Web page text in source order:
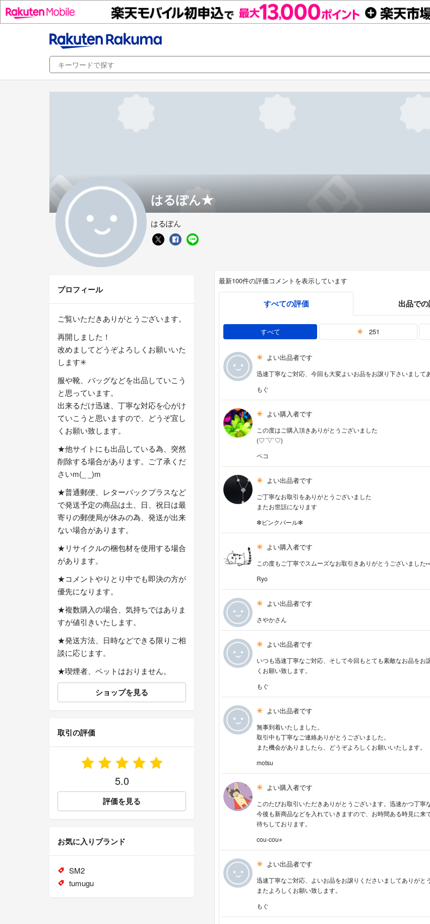
はるぽん★
はるぽん
最新100件の評価コメントを表示しています
すべての評価 出品で
すべて 251
よい出品者です
迅速丁寧なご対応、今回も大変よいお品をお譲り下さいまして
もぐ
よい購入者です
この度はご購入頂きありがとうございました
(♡´▽`♡)
ペコ
よい出品者です
ご丁寧なお取引をありがとうございました
またお世話になります
✻ピンクパール✻
よい購入者です
この度もご丁寧でスムーズなお取引きありがとうございました
Ryo
よい出品者です
さやかさん
よい出品者です
いつも迅速丁寧なご対応、そして今回もとても素敵なお品を
くお願い致します。
もぐ
よい出品者です
無事到着いたしました。
取引中も丁寧なご連絡ありがとうございました。
また機会がありましたら、どうぞよろしくお願いいたします。
motsu
よい購入者です
このたびお取引いただきありがとうございます。迅速かつ丁寧
今後も新商品などを入れていきますので、お時間ある時見に
待ちしております。
cou-cou⭐︎
よい出品者です
迅速丁寧なご対応、よいお品をお譲りくださいましてありがと
またよろしくお願い致します。
もぐ
プロフィール
ご覧いただきありがとうございます。
再開しました！
改めましてどうぞよろしくお願いいた
します✳︎
服や靴、バッグなどを出品していこう
と思っています。
出来るだけ迅速、丁寧な対応を心がけ
ていこうと思いますので、どうぞ宜し
くお願い致します。
★他サイトにも出品している為、突然
削除する場合があります。ご了承くだ
さいm(_ _)m
★普通郵便、レターパックプラスなど
で発送予定の商品は土、日、祝日は最
寄りの郵便局が休みの為、発送が出来
ない場合があります。
★リサイクルの梱包材を使用する場合
があります。
★コメントやりとり中でも即決の方が
優先になります。
★複数購入の場合、気持ちではありま
すが値引きいたします。
★発送方法、日時などできる限りご相
談に応じます。
★喫煙者、ペットはおりません。
ショップを見る
取引の評価
5.0
評価を見る
お気に入りブランド
SM2
tumugu